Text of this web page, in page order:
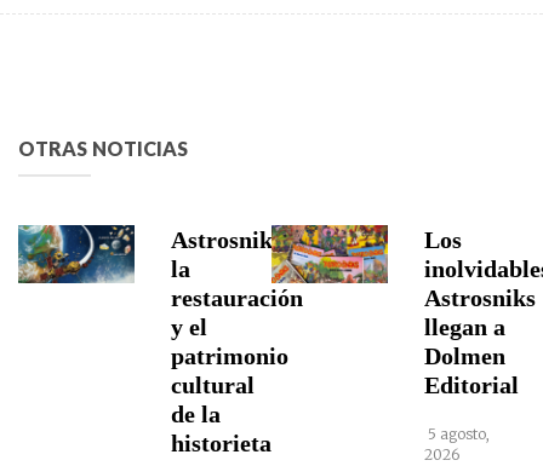
OTRAS NOTICIAS
Astrosniks,
la
restauración
y el
patrimonio
cultural
de la
historieta
Los
Astrosniks
llegan a
Dolmen
Editorial
5 agosto,
2026